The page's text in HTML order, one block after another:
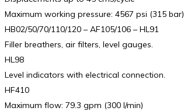
Maximum working pressure: 4567 psi (315 bar)
HB02/50/70/110/120 – AF105/106 – HL91
Filler breathers, air filters, level gauges.
HL98
Level indicators with electrical connection.
HF410
Maximum flow: 79.3 gpm (300 l/min)